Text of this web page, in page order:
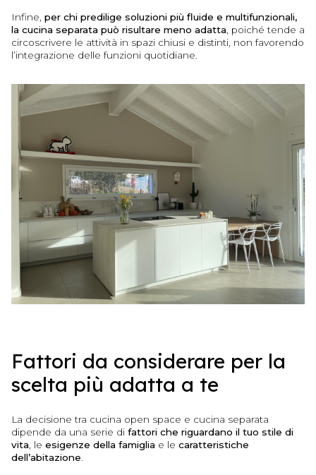
Infine, per chi predilige soluzioni più fluide e multifunzionali,
la cucina separata può risultare meno adatta, poiché tende a
circoscrivere le attività in spazi chiusi e distinti, non favorendo
l’integrazione delle funzioni quotidiane.
Fattori da considerare per la
scelta più adatta a te
La decisione tra cucina open space e cucina separata
dipende da una serie di fattori che riguardano il tuo stile di
vita, le esigenze della famiglia e le caratteristiche
dell’abitazione.